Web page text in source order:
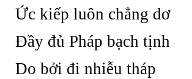
Ức kiếp luôn chẳng dơ
Đầy đủ Pháp bạch tịnh
Do bởi đi nhiễu tháp